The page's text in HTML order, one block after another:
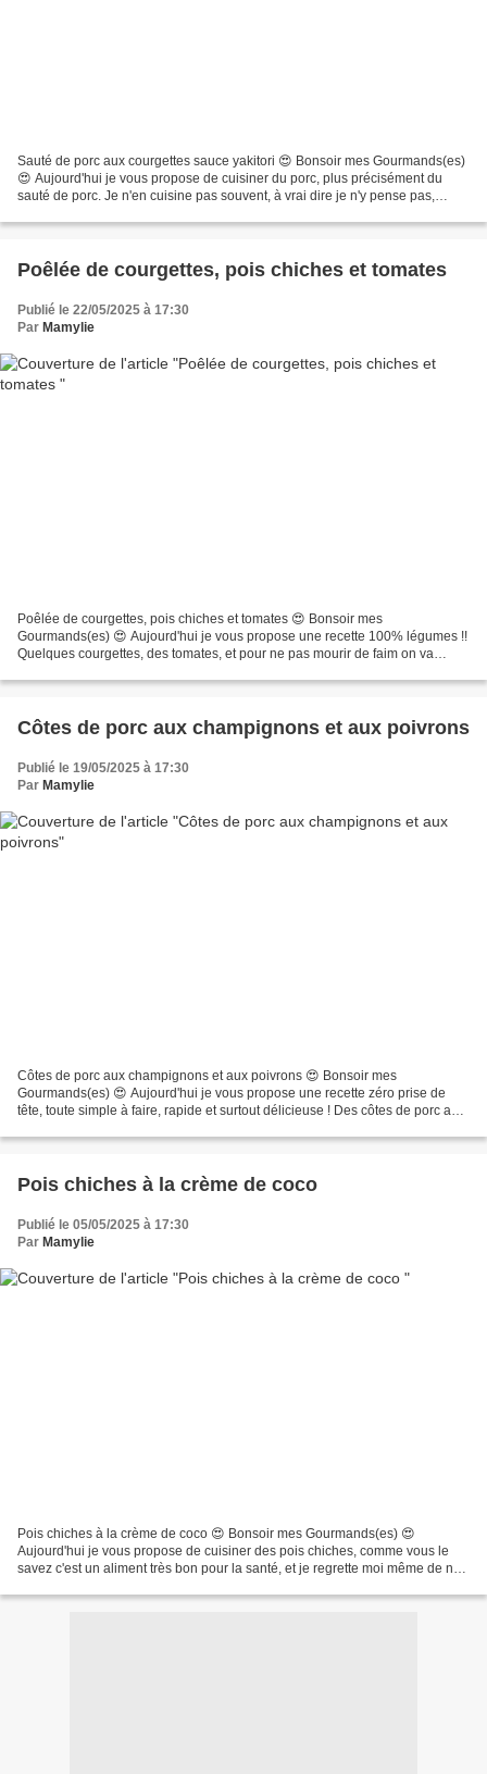
Sauté de porc aux courgettes sauce yakitori 😍 Bonsoir mes Gourmands(es)
😍 Aujourd'hui je vous propose de cuisiner du porc, plus précisément du
sauté de porc. Je n'en cuisine pas souvent, à vrai dire je n'y pense pas,
Poêlée de courgettes, pois chiches et tomates
Publié le 22/05/2025 à 17:30
Par Mamylie
Poêlée de courgettes, pois chiches et tomates 😍 Bonsoir mes
Gourmands(es) 😍 Aujourd'hui je vous propose une recette 100% légumes !!
Quelques courgettes, des tomates, et pour ne pas mourir de faim on va
Côtes de porc aux champignons et aux poivrons
Publié le 19/05/2025 à 17:30
Par Mamylie
Côtes de porc aux champignons et aux poivrons 😍 Bonsoir mes
Gourmands(es) 😍 Aujourd'hui je vous propose une recette zéro prise de
tête, toute simple à faire, rapide et surtout délicieuse ! Des côtes de porc aux
Pois chiches à la crème de coco
Publié le 05/05/2025 à 17:30
Par Mamylie
Pois chiches à la crème de coco 😍 Bonsoir mes Gourmands(es) 😍
Aujourd'hui je vous propose de cuisiner des pois chiches, comme vous le
savez c'est un aliment très bon pour la santé, et je regrette moi même de ne